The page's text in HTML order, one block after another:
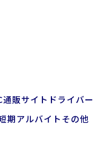
通販サイトドライバー
期アルバイトその他